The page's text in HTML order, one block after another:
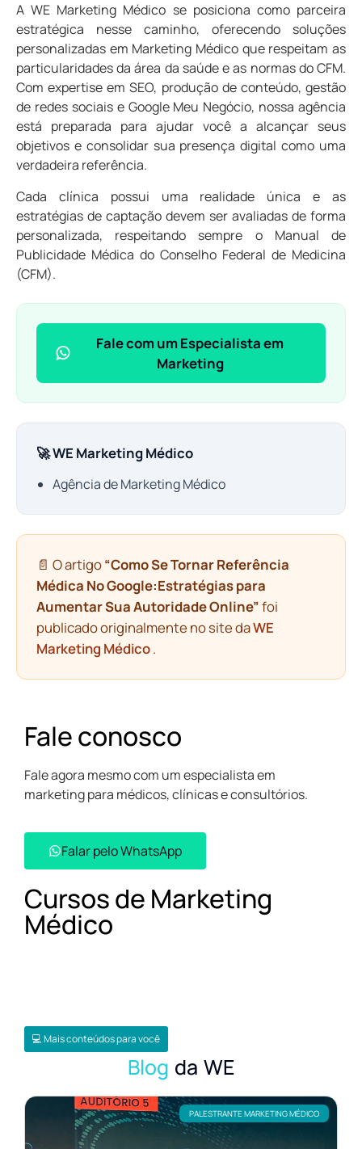
A WE Marketing Médico se posiciona como parceira
estratégica nesse caminho, oferecendo soluções
personalizadas em Marketing Médico que respeitam as
particularidades da área da saúde e as normas do CFM.
Com expertise em SEO, produção de conteúdo, gestão
de redes sociais e Google Meu Negócio, nossa agência
está preparada para ajudar você a alcançar seus
objetivos e consolidar sua presença digital como uma
verdadeira referência.
Cada clínica possui uma realidade única e as
estratégias de captação devem ser avaliadas de forma
personalizada, respeitando sempre o Manual de
Publicidade Médica do Conselho Federal de Medicina
(CFM).
Fale com um Especialista em
Marketing
🚀 WE Marketing Médico
Agência de Marketing Médico
📄 O artigo“Como Se Tornar Referência
Médica No Google:Estratégias para
Aumentar Sua Autoridade Online”foi
publicado originalmente no site daWE
Marketing Médico.
Fale conosco
Fale agora mesmo com um especialista em
marketing para médicos, clínicas e consultórios.
Falar pelo WhatsApp​
Cursos de Marketing
Médico
💻 Mais conteúdos para você
Blog da WE
PALESTRANTE MARKETING MÉDICO